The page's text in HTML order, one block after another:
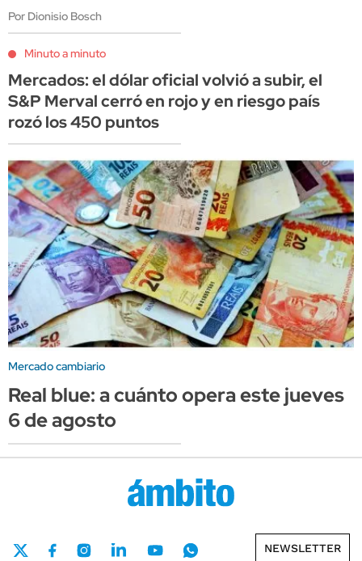
Por Dionisio Bosch
Minuto a minuto
Mercados: el dólar oficial volvió a subir, el
S&P Merval cerró en rojo y en riesgo país
rozó los 450 puntos
Mercado cambiario
Real blue: a cuánto opera este jueves
6 de agosto
NEWSLETTER